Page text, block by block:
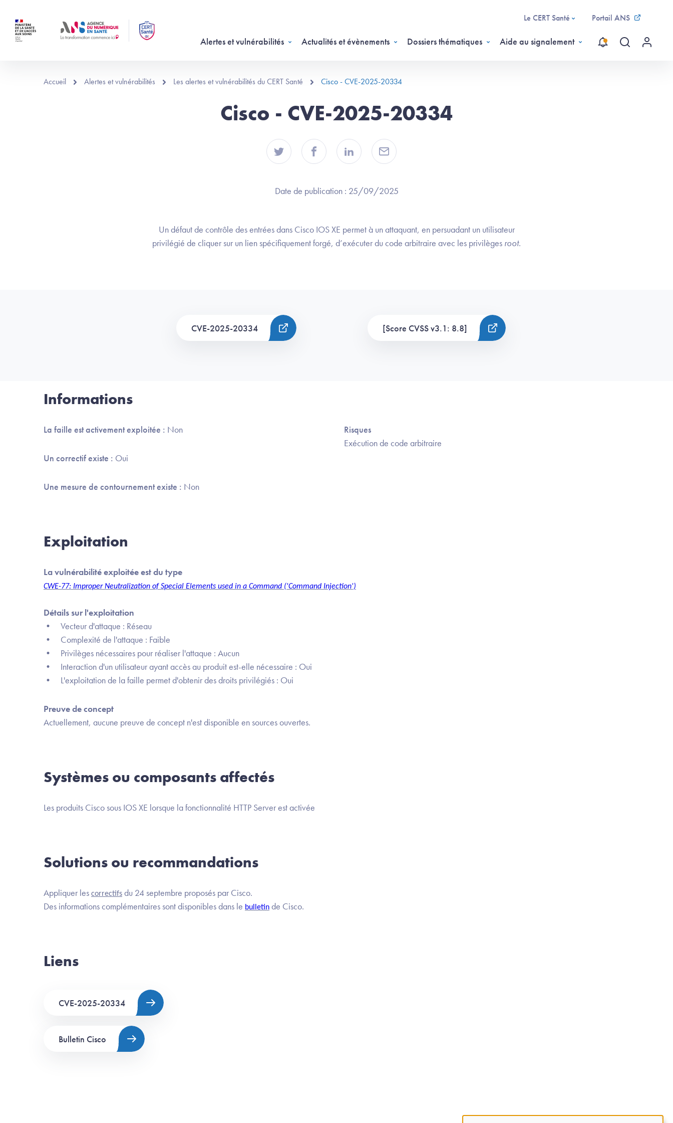
Le CERT Santé Portail ANS
Alertes et vulnérabilités Actualités et évènements Dossiers thématiques Aide au signalement
Recherche
Menu
Accueil Alertes et vulnérabilités Les alertes et vulnérabilités du CERT Santé Cisco - CVE-2025-20334
Cisco - CVE-2025-20334
Date de publication : 25/09/2025
Un défaut de contrôle des entrées dans Cisco IOS XE permet à un attaquant, en persuadant un utilisateur
privilégié de cliquer sur un lien spécifiquement forgé, d’exécuter du code arbitraire avec les privilèges root.
CVE-2025-20334 [Score CVSS v3.1: 8.8]
Informations
La faille est activement exploitée : Non
Un correctif existe : Oui
Une mesure de contournement existe : Non
Risques
Exécution de code arbitraire
Exploitation
La vulnérabilité exploitée est du type
CWE-77: Improper Neutralization of Special Elements used in a Command ('Command Injection')
Détails sur l'exploitation
• Vecteur d'attaque : Réseau
• Complexité de l'attaque : Faible
• Privilèges nécessaires pour réaliser l'attaque : Aucun
• Interaction d'un utilisateur ayant accès au produit est-elle nécessaire : Oui
• L'exploitation de la faille permet d'obtenir des droits privilégiés : Oui
Preuve de concept
Actuellement, aucune preuve de concept n'est disponible en sources ouvertes.
Systèmes ou composants affectés
Les produits Cisco sous IOS XE lorsque la fonctionnalité HTTP Server est activée
Solutions ou recommandations
Appliquer les correctifs du 24 septembre proposés par Cisco.
Des informations complémentaires sont disponibles dans le bulletin de Cisco.
Liens
CVE-2025-20334
Bulletin Cisco